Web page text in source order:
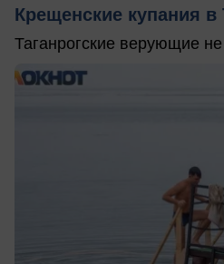
Крещенские купания в
Таганрогские верующие